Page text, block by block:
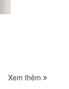
Xem thêm